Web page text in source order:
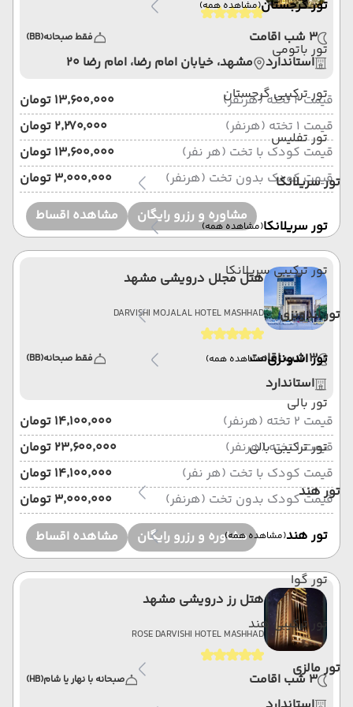
تور گرجستان(مشاهده همه)
تور باتومی
تور ترکیبی گرجستان
تور تفلیس
تور سریلانکا
تور سریلانکا(مشاهده همه)
تور ترکیبی سریلانکا
تور اندونزی
تور اندونزی(مشاهده همه)
تور بالی
تور ترکیبی بالی
تور هند
تور هند(مشاهده همه)
تور گوا
تور ترکیبی هند
تور مالزی
3 شب اقامت فقط صبحانه(BB)
استاندارد
مشهد، خیابان امام رضا، امام رضا 20
قیمت 2 تخته (هرنفر)
۱۳٬۶۰۰٬۰۰۰ تومان
قیمت 1 تخته (هرنفر)
۲٬۲۷۰٬۰۰۰ تومان
قیمت کودک با تخت (هر نفر)
۱۳٬۶۰۰٬۰۰۰ تومان
قیمت کودک بدون تخت (هرنفر)
۳٬۰۰۰٬۰۰۰ تومان
مشاوره و رزرو رایگان
مشاهده اقساط
هتل مجلل درویشی مشهد
DARVISHI MOJALAL HOTEL MASHHAD
3 شب اقامت فقط صبحانه(BB)
استاندارد
قیمت 2 تخته (هرنفر)
۱۴٬۱۰۰٬۰۰۰ تومان
قیمت 1 تخته (هرنفر)
۲۳٬۶۰۰٬۰۰۰ تومان
قیمت کودک با تخت (هر نفر)
۱۴٬۱۰۰٬۰۰۰ تومان
قیمت کودک بدون تخت (هرنفر)
۳٬۰۰۰٬۰۰۰ تومان
مشاوره و رزرو رایگان
مشاهده اقساط
هتل رز درویشی مشهد
ROSE DARVISHI HOTEL MASHHAD
3 شب اقامت صبحانه با نهار یا شام(HB)